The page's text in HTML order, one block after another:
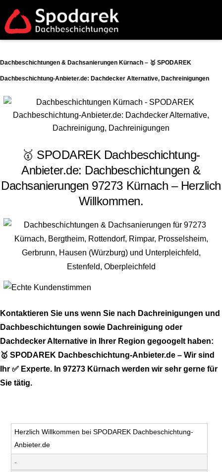
Dachbeschichtungen & Dachsanierungen Kürnach – 🥇 SPODAREK
Dachbeschichtung-Anbieter.de: Dachdecker Alternative, Dachreinigungen
🥇 SPODAREK Dachbeschichtung-
Anbieter.de: Dachbeschichtungen &
Dachsanierungen 97273 Kürnach – Herzlich
Willkommen.
Kontaktieren Sie uns wenn Sie nach Dachreinigungen und
Dachbeschichtungen sowie Dachreinigung oder
Dachdecker Alternative in Ihrer Region gegoogelt haben:
🥇 SPODAREK Dachbeschichtung-Anbieter.de – Wir sind
Ihr ✅ Experte. In 97273 Kürnach werden wir sehr gerne für
Sie tätig.
Herzlich Willkommen bei SPODAREK Dachbeschichtung-
Anbieter.de
-